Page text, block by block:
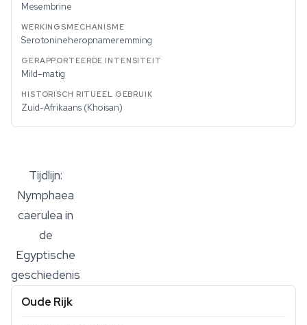
Mesembrine
Serotonineheropnameremming
Mild–matig
Zuid-Afrikaans (Khoisan)
Tijdlijn:
Nymphaea
caerulea in
de
Egyptische
geschiedenis
Oude Rijk